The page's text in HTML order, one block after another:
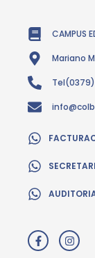
CAMPUS
Mariano